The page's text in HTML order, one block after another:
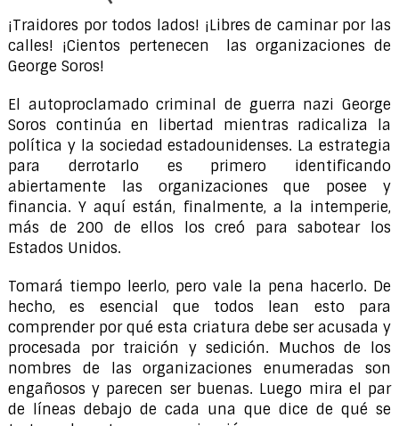
¡Traidores por todos lados! ¡Libres de caminar por las
calles! ¡Cientos pertenecen las organizaciones de
George Soros!
El autoproclamado criminal de guerra nazi George
Soros continúa en libertad mientras radicaliza la
política y la sociedad estadounidenses. La estrategia
para derrotarlo es primero identificando
abiertamente las organizaciones que posee y
financia. Y aquí están, finalmente, a la intemperie,
más de 200 de ellos los creó para sabotear los
Estados Unidos.
Tomará tiempo leerlo, pero vale la pena hacerlo. De
hecho, es esencial que todos lean esto para
comprender por qué esta criatura debe ser acusada y
procesada por traición y sedición. Muchos de los
nombres de las organizaciones enumeradas son
engañosos y parecen ser buenas. Luego mira el par
de líneas debajo de cada una que dice de qué se